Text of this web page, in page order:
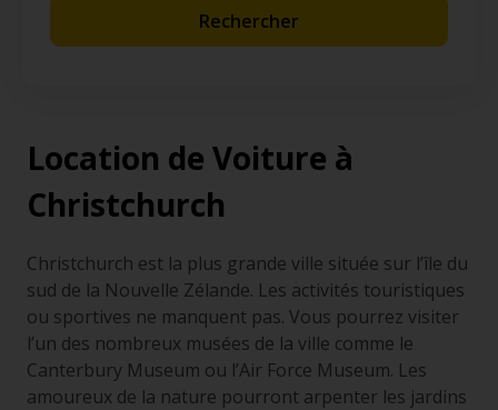
Rechercher
Location de Voiture à
Christchurch
Christchurch est la plus grande ville située sur l’île du
sud de la Nouvelle Zélande. Les activités touristiques
ou sportives ne manquent pas. Vous pourrez visiter
l’un des nombreux musées de la ville comme le
Canterbury Museum ou l’Air Force Museum. Les
amoureux de la nature pourront arpenter les jardins